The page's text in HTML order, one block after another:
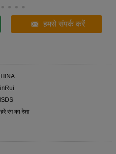
हमसे संपर्क करें
रंग का रेशा